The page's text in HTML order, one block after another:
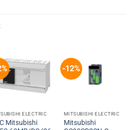
ELECTRIC
Mitsubishi
-12%
MITSUBISHI ELECTRIC
Mitsubishi